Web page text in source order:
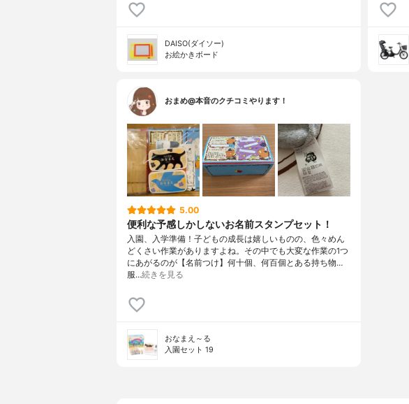
DAISO(ダイソー)
お絵かきボード
おまめ@本音のクチコミやります！
5.00
便利な予感しかしないお名前スタンプセット！
入園、入学準備！子どもの成長は嬉しいものの、色々めん
どくさい作業がありますよね。その中でも大変な作業の1つ
にあがるのが【名前つけ】何十個、何百個とある持ち物…
服…続きを見る
おなまえ～る
入園セット 19